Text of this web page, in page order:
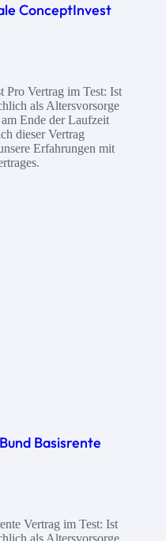
ConceptInvest
Pro Vertrag im Test: Ist
als Altersvorsorge
Ende der Laufzeit
dieser Vertrag
Erfahrungen mit
Basisrente
Vertrag im Test: Ist
als Altersvorsorge